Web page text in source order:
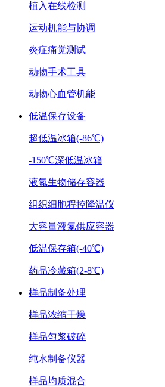
植入在线检测
运动机能与协调
炎症痛觉测试
动物手术工具
动物心血管机能
低温保存设备
超低温冰箱(-86℃)
-150℃深低温冰箱
液氮生物储存容器
组织细胞程控降温仪
大容量液氮供应容器
低温保存箱(-40℃)
药品冷藏箱(2-8℃)
样品制备处理
样品浓缩干燥
样品匀浆破碎
纯水制备仪器
样品均质混合